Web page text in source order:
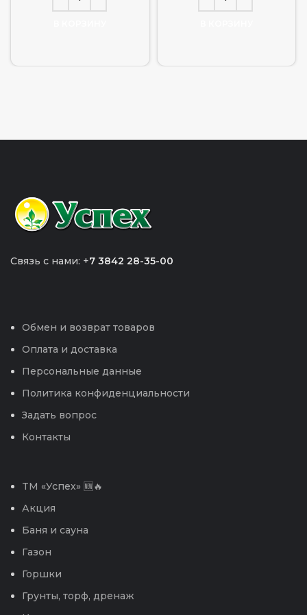
Связь с нами: +7 3842 28-35-00
Обмен и возврат товаров
Оплата и доставка
Персональные данные
Политика конфиденциальности
Задать вопрос
Контакты
TM «Успех» 🆕🔥
Акция
Баня и сауна
Газон
Горшки
Грунты, торф, дренаж